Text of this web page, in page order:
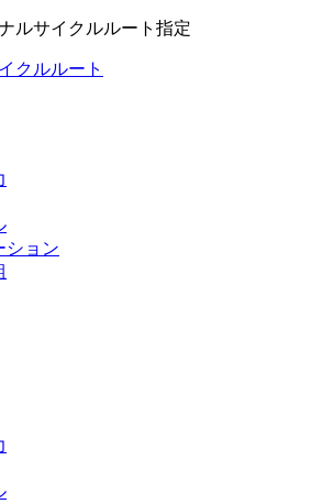
ルサイクルルート指定
ション